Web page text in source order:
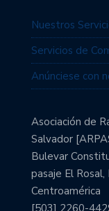
Nuestros
Servicios de
Anúnciese con
Asociación de
Salvador
Bulevar
pasaje El Rosal,
Centroamérica